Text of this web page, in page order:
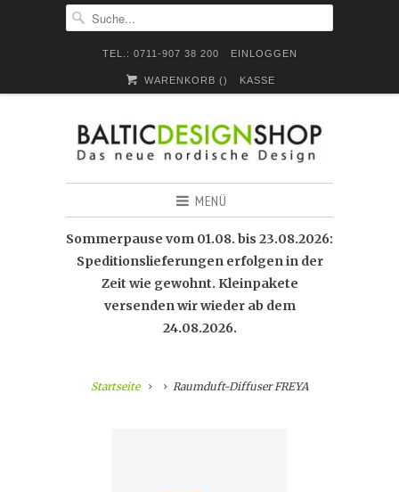
TEL.: 0711-907 38 200 EINLOGGEN
WARENKORB () KASSE
MENÜ
Sommerpause vom 01.08. bis 23.08.2026:
Speditionslieferungen erfolgen in der
Zeit wie gewohnt. Kleinpakete
versenden wir wieder ab dem
24.08.2026.
Startseite Raumduft-Diffuser FREYA